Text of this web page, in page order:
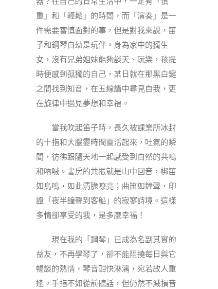
重」和「輕鬆」的時間，而「演奏」是一
件需要審慎面對的事，但是對我來說，笛
子和鋼琴自幼是玩伴。身為家中的獨生
女，沒有兄弟姐妹能夠談天、玩樂，孩提
時便感到孤獨的自己，某日就在那黑白鍵
之間找到知音，在五線譜中尋見自我，更
在旋律中遇見夢想和幸福。
當我吹起笛子時，長久被課業所冰封
的十指和大腦霎時間靈活起來，吐氣的瞬
間，彷彿跟隨天地一起感受到自然的共鳴
和吶喊。書房的共振就是山中回音，梆笛
如鳥鳴，如此清脆嘹亮；曲笛如鐘聲，印
證「夜半鐘聲到客船」的寂寥詩境。這樣
多情卻享受的我，是多麼幸福！
現在我的「鋼琴」已成為名副其實的
益友，不再學琴了，卻不能阻撓每日與它
暢談的熱情，琴音酣快淋漓，宛若故人重
逢。手指不如從前聽話，但仍然不減損音